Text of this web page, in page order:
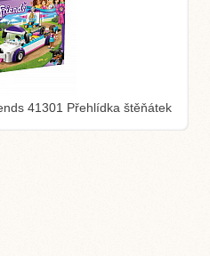
41301 Přehlídka štěňátek